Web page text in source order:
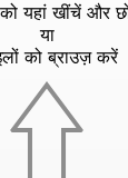
यहां खींचें और
या
को ब्राउज़ करें